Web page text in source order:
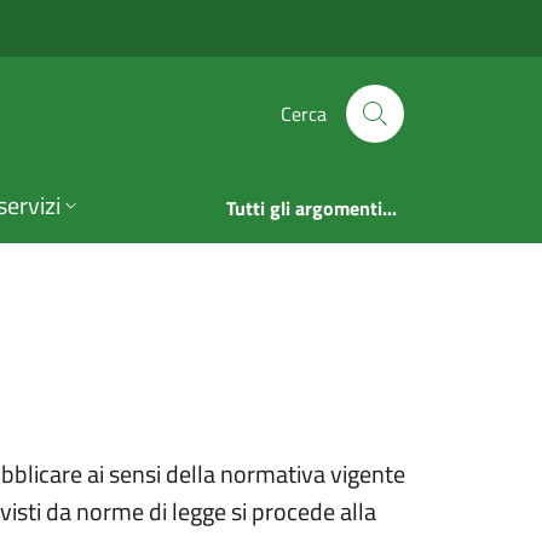
| Comune
Cerca
Tutti gli argomenti...
ai sensi della normativa vigente
da norme di legge si procede alla